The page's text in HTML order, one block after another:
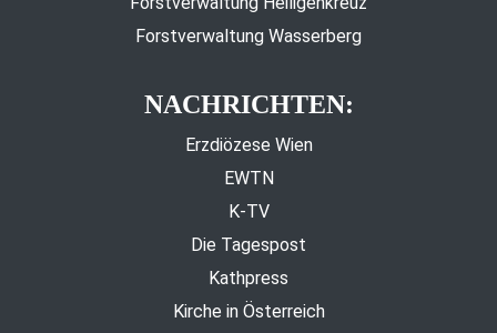
Forstverwaltung Wasserberg
NACHRICHTEN:
Erzdiözese Wien
EWTN
K-TV
Die Tagespost
Kathpress
Kirche in Österreich